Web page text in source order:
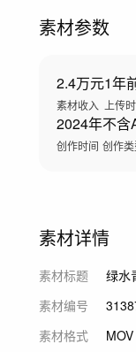
素材参数
2.4万元
素材收入
1年
上传
2024年
创作时间
不含
创作类
素材详情
素材标题
绿水
素材编号
素材格式
MOV